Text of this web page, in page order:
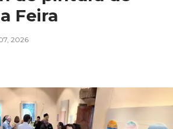
Feira
2026